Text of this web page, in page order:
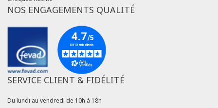
NOS ENGAGEMENTS QUALITÉ
SERVICE CLIENT & FIDÉLITÉ
Du lundi au vendredi de 10h à 18h